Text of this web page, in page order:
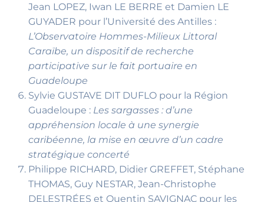
Jean LOPEZ, Iwan LE BERRE et Damien LE
GUYADER pour l’Université des Antilles :
L’Observatoire Hommes-Milieux Littoral
Caraïbe, un dispositif de recherche
participative sur le fait portuaire en
Guadeloupe
Sylvie GUSTAVE DIT DUFLO pour la Région
Guadeloupe : Les sargasses : d’une
appréhension locale à une synergie
caribéenne, la mise en œuvre d’un cadre
stratégique concerté
Philippe RICHARD, Didier GREFFET, Stéphane
THOMAS, Guy NESTAR, Jean-Christophe
DELESTRÉES et Quentin SAVIGNAC pour les